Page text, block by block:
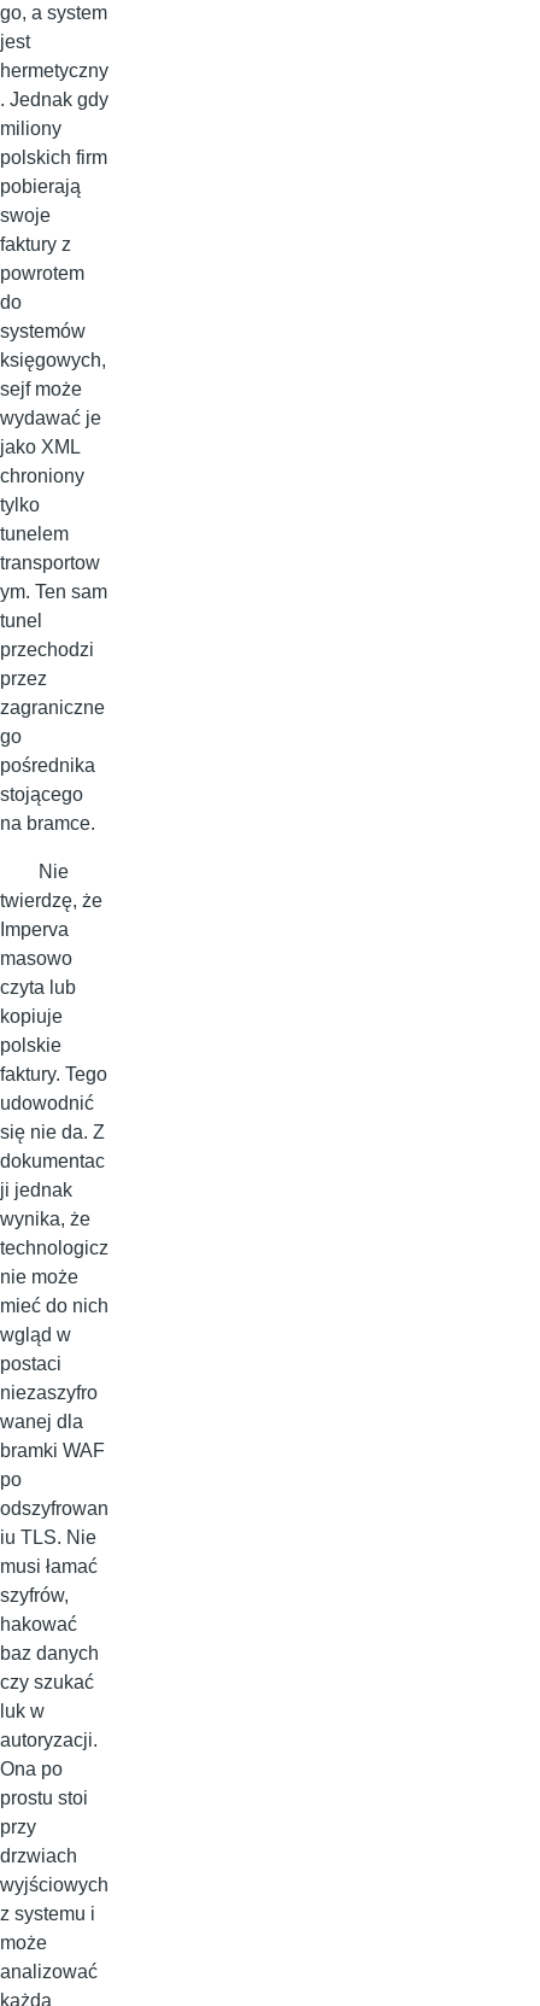
go, a system
jest
hermetyczny
. Jednak gdy
miliony
polskich firm
pobierają
swoje
faktury z
powrotem
do
systemów
księgowych,
sejf może
wydawać je
jako XML
chroniony
tylko
tunelem
transportow
ym. Ten sam
tunel
przechodzi
przez
zagraniczne
go
pośrednika
stojącego
na bramce.
Nie
twierdzę, że
Imperva
masowo
czyta lub
kopiuje
polskie
faktury. Tego
udowodnić
się nie da. Z
dokumentac
ji jednak
wynika, że
technologicz
nie może
mieć do nich
wgląd w
postaci
niezaszyfro
wanej dla
bramki WAF
po
odszyfrowan
iu TLS. Nie
musi łamać
szyfrów,
hakować
baz danych
czy szukać
luk w
autoryzacji.
Ona po
prostu stoi
przy
drzwiach
wyjściowych
z systemu i
może
analizować
każdą